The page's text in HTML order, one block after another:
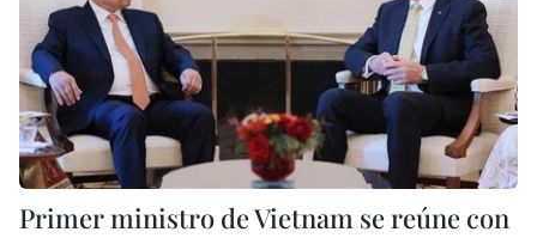
Primer ministro de Vietnam se reúne con